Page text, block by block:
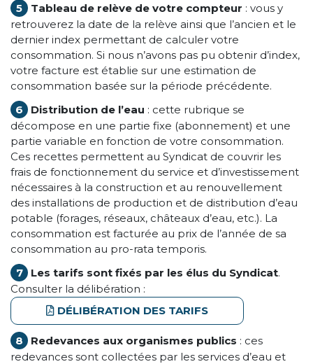
5
Tableau de relève de votre compteur : vous y
retrouverez la date de la relève ainsi que l’ancien et le
dernier index permettant de calculer votre
consommation. Si nous n’avons pas pu obtenir d’index,
votre facture est établie sur une estimation de
consommation basée sur la période précédente.
6
Distribution de l’eau : cette rubrique se
décompose en une partie fixe (abonnement) et une
partie variable en fonction de votre consommation.
Ces recettes permettent au Syndicat de couvrir les
frais de fonctionnement du service et d’investissement
nécessaires à la construction et au renouvellement
des installations de production et de distribution d’eau
potable (forages, réseaux, châteaux d’eau, etc.). La
consommation est facturée au prix de l’année de sa
consommation au pro-rata temporis.
7
Les tarifs sont fixés par les élus du Syndicat.
Consulter la délibération :
DÉLIBÉRATION DES TARIFS
8 Redevances aux organismes publics : ces
redevances sont collectées par les services d’eau et